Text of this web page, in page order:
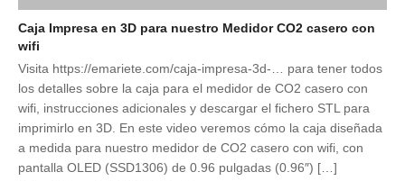
Caja Impresa en 3D para nuestro Medidor CO2 casero con
wifi
Visita https://emariete.com/caja-impresa-3d-… para tener todos
los detalles sobre la caja para el medidor de CO2 casero con
wifi, instrucciones adicionales y descargar el fichero STL para
imprimirlo en 3D. En este video veremos cómo la caja diseñada
a medida para nuestro medidor de CO2 casero con wifi, con
pantalla OLED (SSD1306) de 0.96 pulgadas (0.96″) […]